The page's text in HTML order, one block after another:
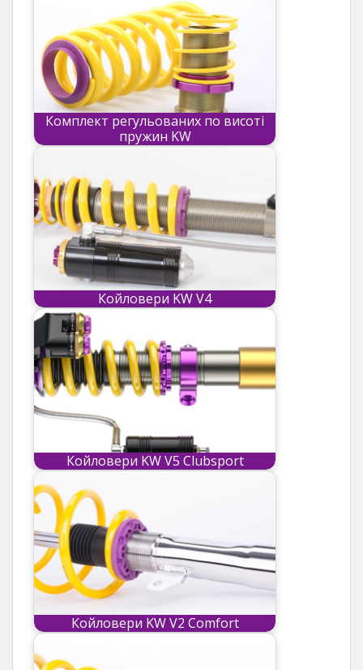
Комплект регульованих по висоті
пружин KW
Койловери KW V4
Койловери KW V5 Clubsport
Койловери KW V2 Comfort